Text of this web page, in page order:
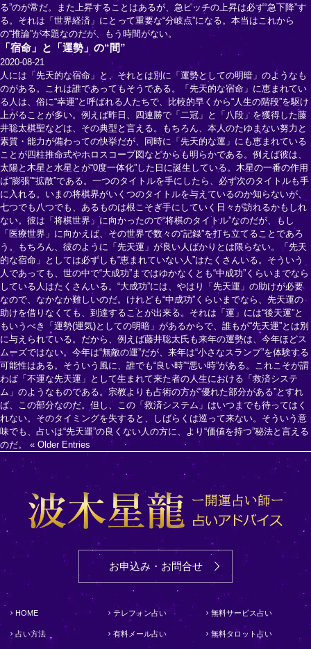
る”のが常だ。また上昇することはあるが、急ピッチの上昇は必ず“急下降”す
る。それは「世界経済」にとって重要な“分岐点”になる。本当はこれから
の“推論”が本題なのだが、もう時間がない。
「宿命」と「運勢」の“間”
2020-08-21
人には「先天的な宿命」と、それとは別に「運勢としての明暗」のようなも
のがある。これは誰であってもそうである。「先天的な宿命」に恵まれてい
る人は、俗に“幸運”と呼ばれる人たちで、比較的早くから“人生の階段”を駆け
上がることが多い。例えば昨日、四連勝で「二冠」と「八段」を獲得した藤
井聡太棋聖などは、その典型と言える。もちろん、本人のたゆまない努力と
素質・能力が備わっての快挙だが、同時に「先天的な運」にも恵まれている
ことが四柱推命式やホロスコープ図などからも明らかである。例えば彼は、
太陽と木星と水星とが“0度一体化”した日に誕生している。木星の一番の作用
は“膨張”“拡散”である。一つのタイトルを手にしたら、必ず次のタイトルも手
に入れる。いまの将棋界がいくつのタイトルを与えているのか知らないが、
七つでも八つでも、あるものは根こそぎ手にしていく日々が訪れるかもしれ
ない。彼は「将棋世界」に向かったので“将棋のタイトル”なのだが、もし
「医療世界」に向かえば、その世界で数々の“記録”を打ち立てることであろ
う。もちろん、彼のように「先天運」が良い人ばかりとは限らない。「先天
的な宿命」としては必ずしも“恵まれていない人”はたくさんいる。そういう
人であっても、世の中で“大成功”まではゆかなくとも“中成功”くらいまでなら
している人はたくさんいる。“大成功”には、やはり「先天運」の助けが必要
なので、なかなか難しいのだ。けれども“中成功”くらいまでなら、先天運の
助けを借りなくても、到達することが出来る。それは「運」には“後天運”と
もいうべき「運勢(運気)としての明暗」があるからで、誰もが“先天運”とは別
に与えられている。だから、例えば藤井聡太氏も来年の運勢は、今年ほどス
ムーズではない。今年は“無敵の運”だが、来年は“小さなスランプ”を体験する
可能性はある。そういう風に、誰でも“良い時”“悪い時”がある。これこそが謂
わば「不運な先天運」として生まれて来た者の人生における「救済システ
ム」のようなものである。宗教よりも占術の方が“優れた部分がある”とすれ
ば、この部分なのだ。但し、この「救済システム」はいつまでも待ってはく
れない。そのタイミングを失すると、しばらくは巡って来ない。そういう意
味でも、占いは“先天運”の良くない人の方に、より“価値を持つ”秘法と言える
のだ。 « Older Entries
お申込み・お問合せ
HOME
占い方法
テレフォン占い
有料メール占い
無料サービス占い
無料タロット占い